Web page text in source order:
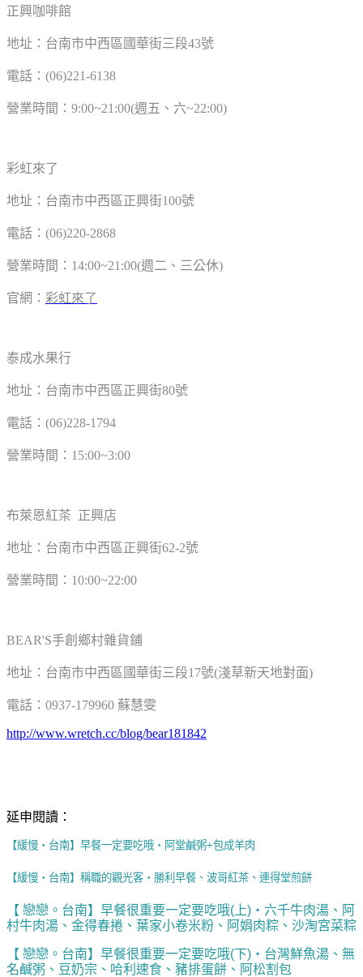
正興咖啡館
地址：台南市中西區國華街三段43號
電話：(06)221-6138
營業時間：9:00~21:00(週五、六~22:00)
彩虹來了
地址：台南市中西區正興街100號
電話：(06)220-2868
營業時間：14:00~21:00(週二、三公休)
官網： 彩虹來了
泰成水果行
地址：台南市中西區正興街80號
電話：(06)228-1794
營業時間：15:00~3:00
布萊恩紅茶 正興店
地址：台南市中西區正興街62-2號
營業時間：10:00~22:00
BEAR'S手創鄉村雜貨鋪
地址：台南市中西區國華街三段17號(淺草新天地對面)
電話：0937-179960 蘇慧雯
http://www.wretch.cc/blog/bear181842
延申閱讀：
【緩慢‧台南】早餐一定要吃哦‧阿堂鹹粥+包成羊肉
【緩慢‧台南】稱職的觀光客‧勝利早餐、波哥紅茶、連得堂煎餅
【 戀戀。台南】早餐很重要一定要吃哦(上)‧六千牛肉湯、阿
村牛肉湯、金得春捲、葉家小卷米粉、阿娟肉粽、沙淘宮菜粽
【 戀戀。台南】早餐很重要一定要吃哦(下)‧台灣鮮魚湯、無
名鹹粥、豆奶宗、哈利速食、豬排蛋餅、阿松割包